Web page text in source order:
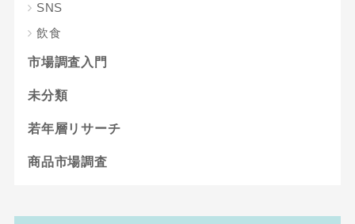
SNS
飲食
市場調査入門
未分類
若年層リサーチ
商品市場調査